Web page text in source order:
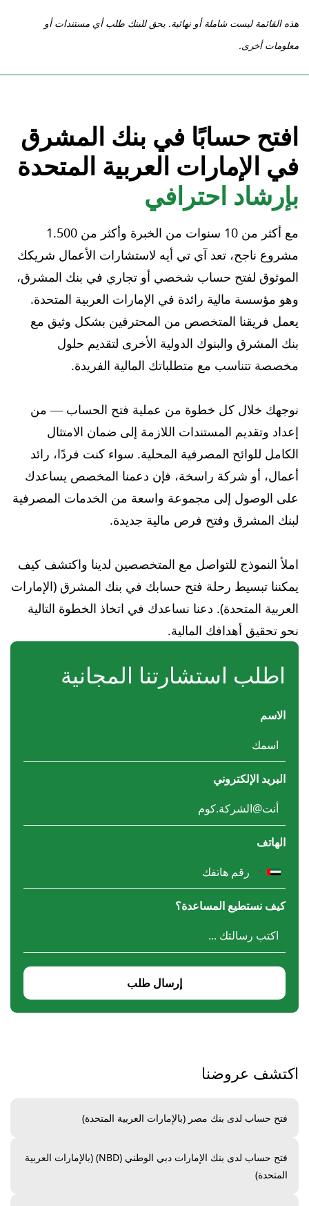
هذه القائمة ليست شاملة أو نهائية. يحق للبنك طلب أي مستندات أو
معلومات أخرى.
اطلب استشارتنا المجانية
الاسم
البريد الإلكتروني
الهاتف
كيف نستطيع المساعدة؟
إرسال طلب
افتح حسابًا في بنك المشرق
في الإمارات العربية المتحدة
بإرشاد احترافي
مع أكثر من 10 سنوات من الخبرة وأكثر من 1.500
مشروع ناجح، تعد آي تي أيه لاستشارات الأعمال شريكك
الموثوق لفتح حساب شخصي أو تجاري في بنك المشرق،
وهو مؤسسة مالية رائدة في الإمارات العربية المتحدة.
يعمل فريقنا المتخصص من المحترفين بشكل وثيق مع
بنك المشرق والبنوك الدولية الأخرى لتقديم حلول
مخصصة تتناسب مع متطلباتك المالية الفريدة.
نوجهك خلال كل خطوة من عملية فتح الحساب — من
إعداد وتقديم المستندات اللازمة إلى ضمان الامتثال
الكامل للوائح المصرفية المحلية. سواء كنت فردًا، رائد
أعمال، أو شركة راسخة، فإن دعمنا المخصص يساعدك
على الوصول إلى مجموعة واسعة من الخدمات المصرفية
لبنك المشرق وفتح فرص مالية جديدة.
املأ النموذج للتواصل مع المتخصصين لدينا واكتشف كيف
يمكننا تبسيط رحلة فتح حسابك في بنك المشرق (الإمارات
العربية المتحدة). دعنا نساعدك في اتخاذ الخطوة التالية
نحو تحقيق أهدافك المالية.
اكتشف عروضنا
فتح حساب لدى بنك مصر (بالإمارات العربية المتحدة)
فتح حساب لدى بنك الإمارات دبي الوطني (NBD) (بالإمارات العربية
المتحدة)